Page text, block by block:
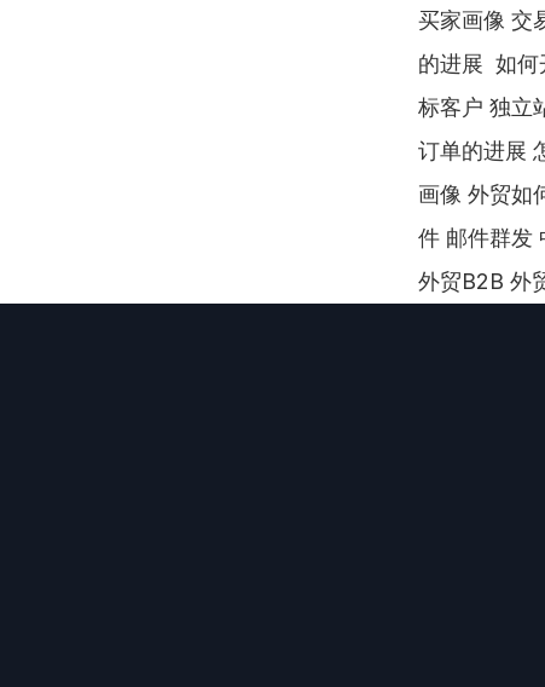
买家画像 交
的进展  如
标客户 独立
订单的进展
画像 外贸如
件 邮件群发
外贸B2B 外